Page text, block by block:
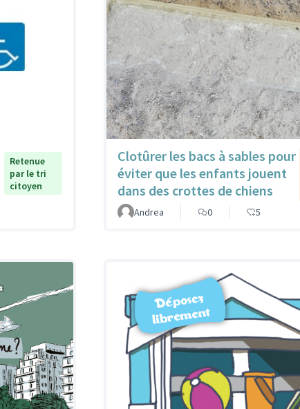
Retenue
par le tri
citoyen
Clotûrer les bacs à sables pour
éviter que les enfants jouent
dans des crottes de chiens
Andrea
0 5